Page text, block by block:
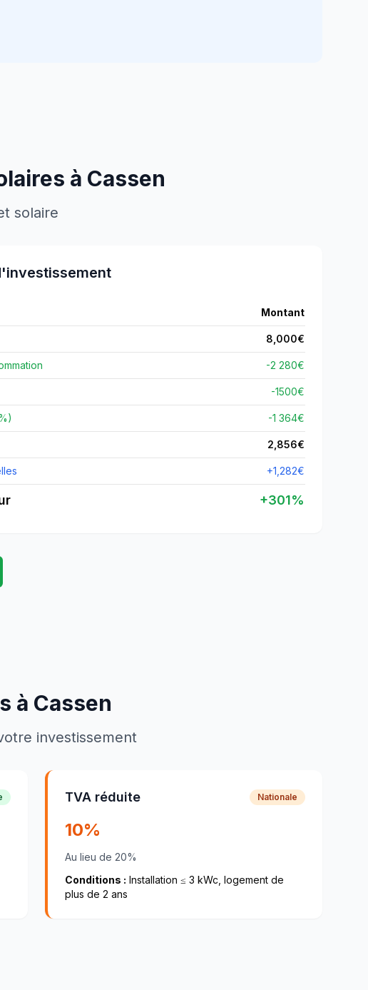
à Cassen
solaire
Montant
8,000€
-2 280€
-1500€
-1 364€
2,856€
+1,282€
+301%
à Cassen
investissement
TVA réduite Nationale
10%
Au lieu de 20%
Conditions : Installation ≤ 3 kWc, logement de
plus de 2 ans